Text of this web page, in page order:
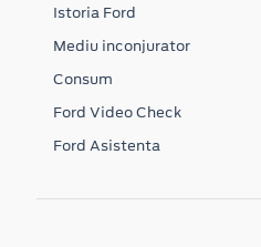
Istoria Ford
Mediu inconjurator
Consum
Ford Video Check
Ford Asistenta